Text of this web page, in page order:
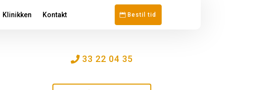
Klinikken Kontakt Bestil tid
33 22 04 35